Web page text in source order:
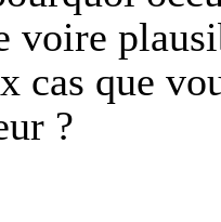
voire
cas que
?